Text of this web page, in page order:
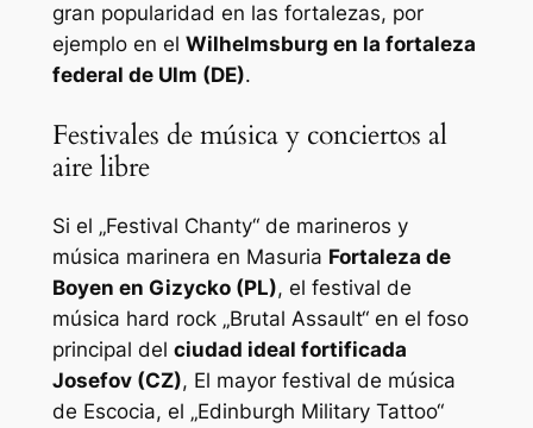
gran popularidad en las fortalezas, por
ejemplo en el Wilhelmsburg en la fortaleza
federal de Ulm (DE).
Festivales de música y conciertos al
aire libre
Si el „Festival Chanty“ de marineros y
música marinera en Masuria Fortaleza de
Boyen en Gizycko (PL), el festival de
música hard rock „Brutal Assault“ en el foso
principal del ciudad ideal fortificada
Josefov (CZ), El mayor festival de música
de Escocia, el „Edinburgh Military Tattoo“